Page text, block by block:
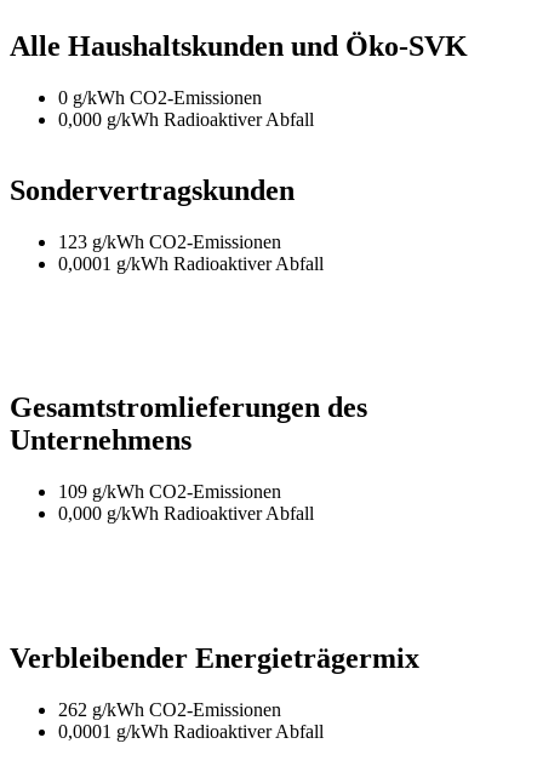
Alle Haushaltskunden und Öko-SVK
0 g/kWh CO2-Emissionen
0,000 g/kWh Radioaktiver Abfall
Sondervertragskunden
123 g/kWh CO2-Emissionen
0,0001 g/kWh Radioaktiver Abfall
Gesamtstromlieferungen des
Unternehmens
109 g/kWh CO2-Emissionen
0,000 g/kWh Radioaktiver Abfall
Verbleibender Energieträgermix
262 g/kWh CO2-Emissionen
0,0001 g/kWh Radioaktiver Abfall